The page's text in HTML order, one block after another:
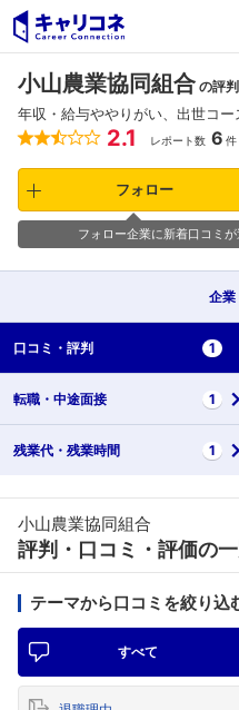
小山農業協同組合 の評
年収・給与ややりがい、出世コ
2.1 レポート数 6 件
フォロー
フォロー企業に新着口コミ
企業
口コミ・ 評判 1
転職・ 中途面接 1
残業代・ 残業時間 1
小山農業協同組合
評判・口コミ・評価の
テーマから口コミを絞り込
すべて